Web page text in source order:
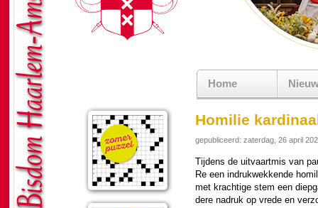
Home
Homilie
gepubliceerd: zaterdag, 26 april
Tijdens de uit­vaart­mis van
Re een in­druk­wek­kende
met krach­tige stem een
dere nadruk op vrede en